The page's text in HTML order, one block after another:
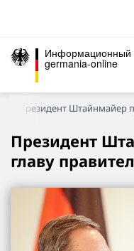
Информационный
germania-online
Президент Штайнмайер
Президент
главу